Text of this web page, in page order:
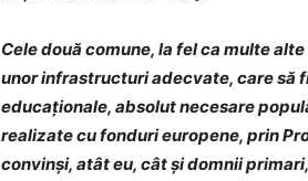
Cele două comune, la fel ca multe
unor infrastructuri adecvate, care să
educaționale, absolut necesare
realizate cu fonduri europene, prin
convinși, atât eu, cât și domnii